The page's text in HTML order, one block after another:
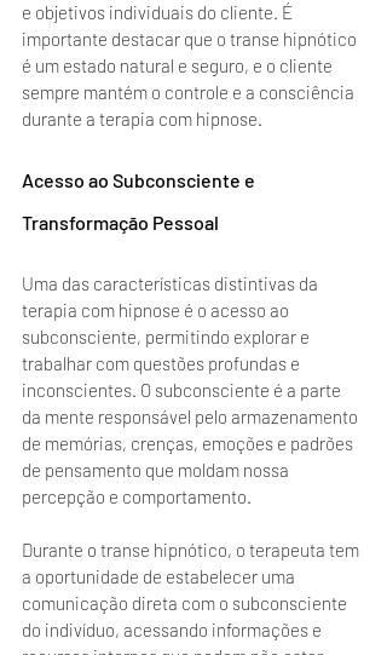
e objetivos individuais do cliente. É
importante destacar que o transe hipnótico
é um estado natural e seguro, e o cliente
sempre mantém o controle e a consciência
durante a terapia com hipnose.
Acesso ao Subconsciente e
Transformação Pessoal
Uma das características distintivas da
terapia com hipnose é o acesso ao
subconsciente, permitindo explorar e
trabalhar com questões profundas e
inconscientes. O subconsciente é a parte
da mente responsável pelo armazenamento
de memórias, crenças, emoções e padrões
de pensamento que moldam nossa
percepção e comportamento.
Durante o transe hipnótico, o terapeuta tem
a oportunidade de estabelecer uma
comunicação direta com o subconsciente
do indivíduo, acessando informações e